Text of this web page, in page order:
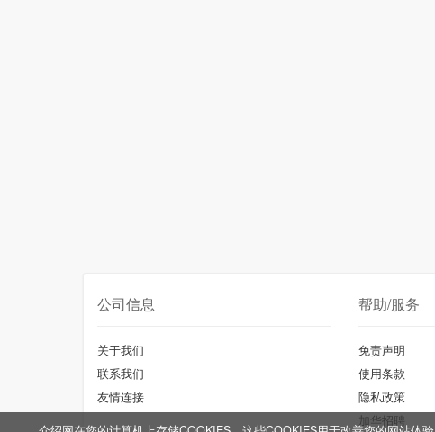
公司信息
关于我们
联系我们
友情连接
帮助/服务
免责声明
使用条款
隐私政策
加华招聘